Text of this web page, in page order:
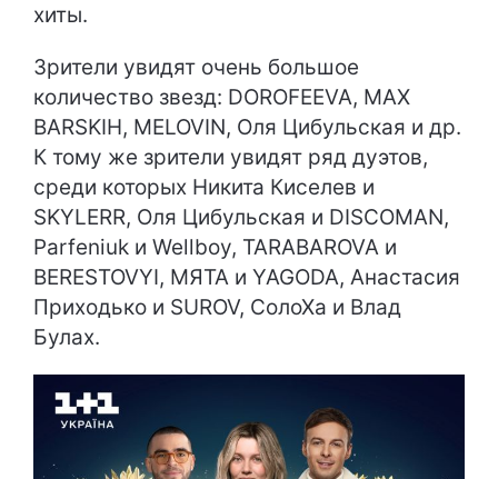
хиты.
Зрители увидят очень большое
количество звезд: DOROFEEVA, MAX
BARSKIH, MELOVIN, Оля Цибульская и др.
К тому же зрители увидят ряд дуэтов,
среди которых Никита Киселев и
SKYLERR, Оля Цибульская и DISCOMAN,
Parfeniuk и Wellboy, TARABAROVA и
BERESTOVYI, МЯТА и YAGODA, Анастасия
Приходько и SUROV, СолоХа и Влад
Булах.